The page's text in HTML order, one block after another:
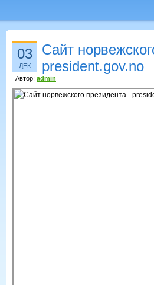
03
ДЕК
Сайт
president.gov.no
Автор: admin